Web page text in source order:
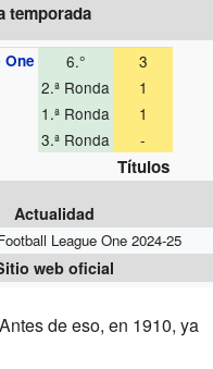
temporada
One 6.° 3
2.ª Ronda 1
1.ª Ronda 1
3.ª Ronda -
Títulos
Actualidad
League One 2024-25
web oficial
de eso, en 1910, ya